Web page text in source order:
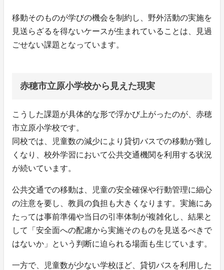
移動そのものが学びの機会を制約し、野外活動の実施を
見送らざるを得ないケースが生まれていることは、見過
ごせない課題となっています。
赤穂市立原小学校から見えた現実
こうした課題が具体的な形で浮かび上がったのが、赤穂
市立原小学校です。
同校では、児童数の減少により貸切バスでの移動が難し
くなり、校外学習において公共交通機関を利用する状況
が続いています。
公共交通での移動は、児童の安全確保や行動管理に細心
の注意を要し、教員の負担も大きくなります。実施にあ
たっては事前準備や当日の引率体制が複雑化し、結果と
して「安全面への配慮から実施そのものを見送るべきで
はないか」という判断に迫られる場面も生じています。
一方で、児童数が少ない学校ほど、貸切バスを利用した